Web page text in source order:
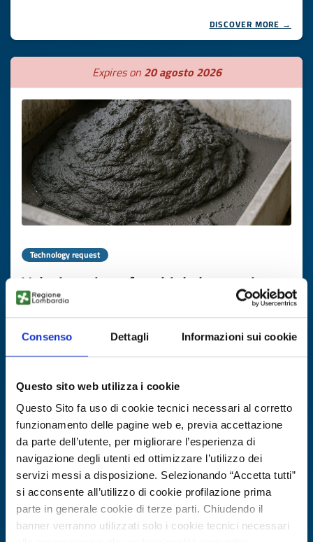
Consenso Dettagli Informazioni sui cookie
Questo sito web utilizza i cookie
Questo Sito fa uso di cookie tecnici necessari al corretto
funzionamento delle pagine web e, previa accettazione
da parte dell’utente, per migliorare l’esperienza di
navigazione degli utenti ed ottimizzare l’utilizzo dei
servizi messi a disposizione. Selezionando “Accetta tutti”
si acconsente all’utilizzo di cookie profilazione prima
parte in generale cookie di terze parti. Chiudendo il
banner verranno utilizzati solo i cookie tecnici necessari
DISCOVER MORE →
Expires on 20 agosto 2026
Technology request
Valorizzazione fanghi da lavorazione
pietre artificiali
ID: TRES20250709007
Expires on20 agosto 2026